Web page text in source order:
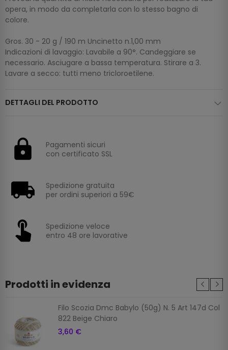
opera, in modo da completarla con lo stesso bagno di
colore.
Gros. 30 - 20 g / 190 m Uncinetto n.1,00 mm
Indicazioni di lavaggio: Lavabile a 90°. Candeggiare se
necessario. Asciugare a bassa temperatura. Stirare a 3.
Lavare a secco: tutti meno tricloroetilene.
DETTAGLI DEL PRODOTTO
Pagamenti sicuri
con certificato SSL
Spedizione gratuita
per ordini superiori a 59€
Spedizione veloce
entro 48 ore lavorative
Prodotti in evidenza
Filo Scozia Dmc Babylo (50g) N. 5 Art 147d Col
822 Beige Chiaro
3,60 €